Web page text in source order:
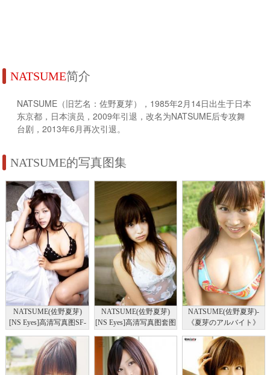
NATSUME简介
NATSUME（旧艺名：佐野夏芽），1985年2月14日出生于日本
东京都，日本演员，2009年引退，改名为NATSUME后专攻舞
台剧，2013年6月再次引退。
NATSUME的写真图集
NATSUME(佐野夏芽)
[NS Eyes]高清写真图SF-
NATSUME(佐野夏芽)
[NS Eyes]高清写真图套图
NATSUME(佐野夏芽)-
《夏芽のアルバイト》